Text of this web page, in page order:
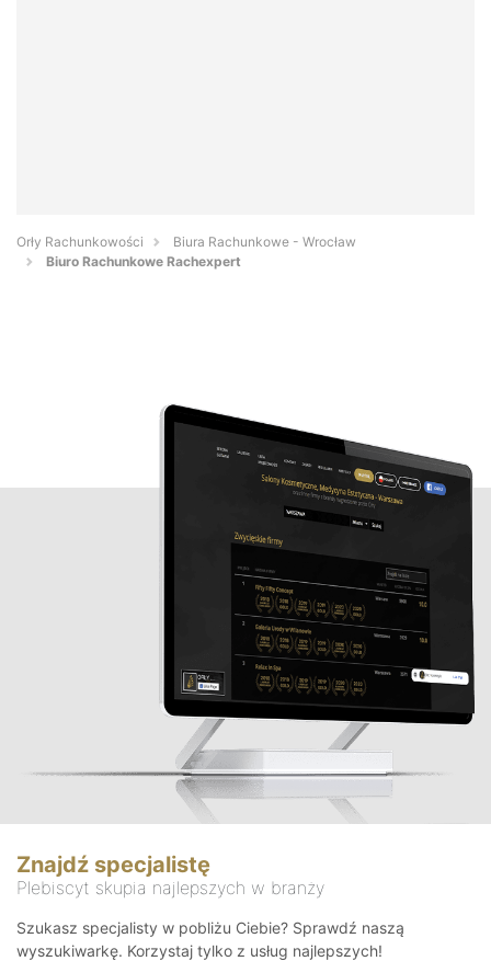
Orły Rachunkowości
Biura Rachunkowe - Wrocław
Biuro Rachunkowe Rachexpert
Znajdź specjalistę
Plebiscyt skupia najlepszych w branży
Szukasz specjalisty w pobliżu Ciebie? Sprawdź naszą
wyszukiwarkę. Korzystaj tylko z usług najlepszych!